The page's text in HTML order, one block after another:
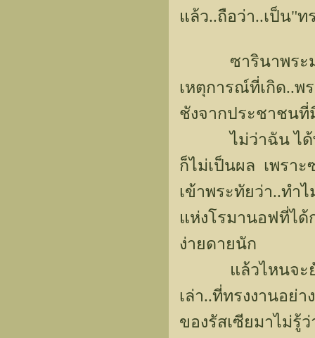
แล้ว..ถือว่า..เป็น"
ซารินาพระมาร
เหตุการณ์ที่เกิด..พ
ชังจากประชาชน
ไม่ว่าฉัน ได้พยา
ก็ไม่เป็นผล เพราะ
เข้าพระทัยว่า..ทำ
แห่งโรมานอฟที่ได้
ง่ายดายนัก
แล้วไหนจะยังพ
เล่า..ที่ทรงงานอย่
ของรัสเซียมาไม่รู้